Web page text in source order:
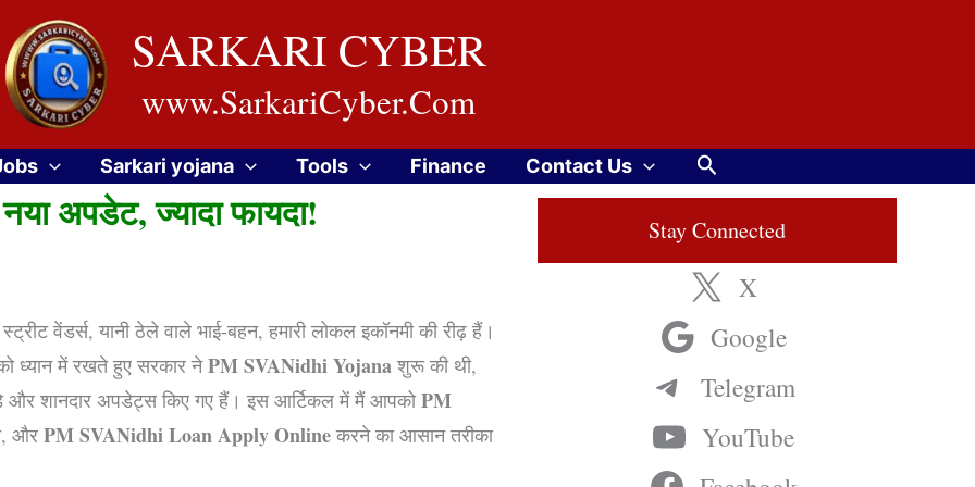
SARKARI CYBER
www.SarkariCyber.Com
Sarkari yojana Tools Finance Contact Us Search
अपडेट, ज्यादा फायदा!
वेंडर्स, यानी ठेले वाले भाई-बहन, हमारी लोकल इकॉनमी की रीढ़ हैं।
ध्यान में रखते हुए सरकार नेPM SVANidhi Yojanaशुरू की थी,
शानदार अपडेट्स किए गए हैं। इस आर्टिकल में मैं आपकोPM
और PM SVANidhi Loan Apply Onlineकरने का आसान तरीका
Stay Connected
X
Google
Telegram
YouTube